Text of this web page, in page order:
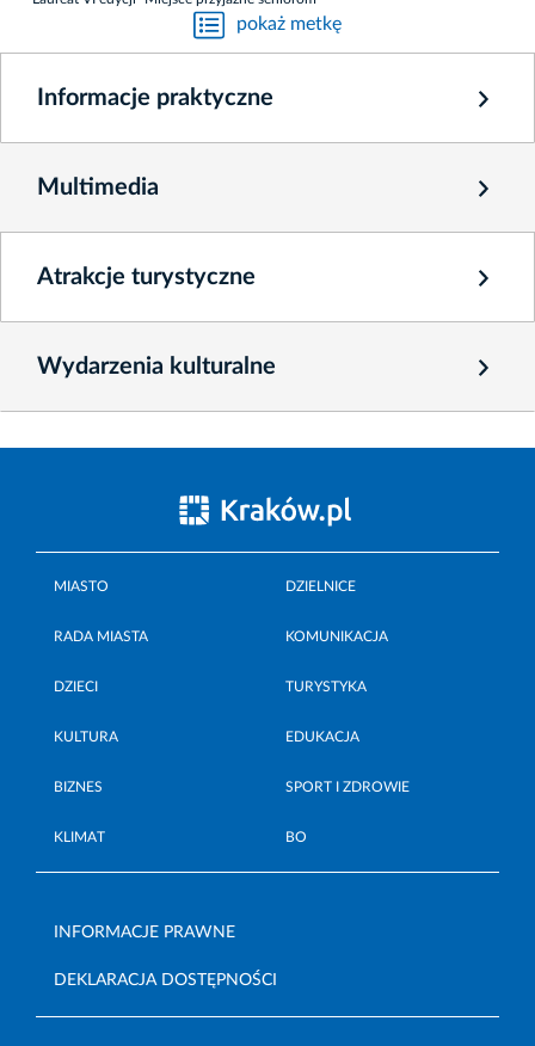
pokaż metkę
Informacje praktyczne
Multimedia
Atrakcje turystyczne
Wydarzenia kulturalne
MIASTO DZIELNICE
RADA MIASTA KOMUNIKACJA
DZIECI TURYSTYKA
KULTURA EDUKACJA
BIZNES SPORT I ZDROWIE
KLIMAT BO
INFORMACJE PRAWNE
DEKLARACJA DOSTĘPNOŚCI